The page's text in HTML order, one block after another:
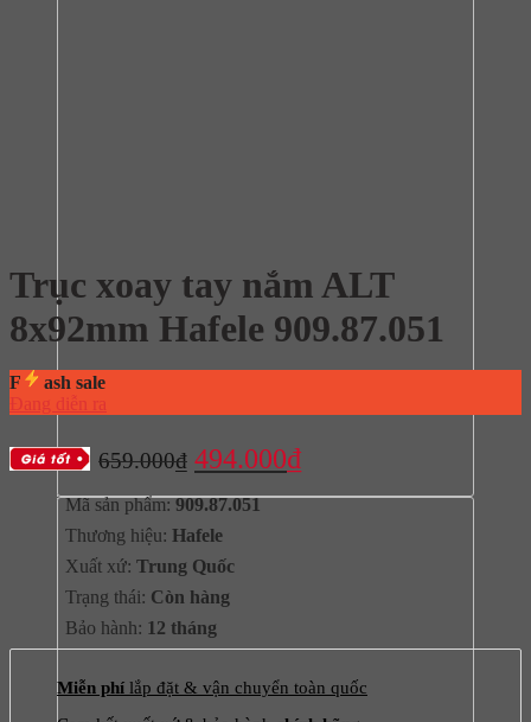
Trục xoay tay nắm ALT
8x92mm Hafele 909.87.051
F
ash sale
Đang diễn ra
659.000₫ Giá
là:
659.000₫.
494.000₫Giá
Mã sản phẩm:909.87.051
Thương hiệu: Hafele
Xuất xứ: Trung Quốc
Trạng thái: Còn hàng
Bảo hành: 12 tháng
Miễn phí lắp đặt & vận chuyển toàn quốc